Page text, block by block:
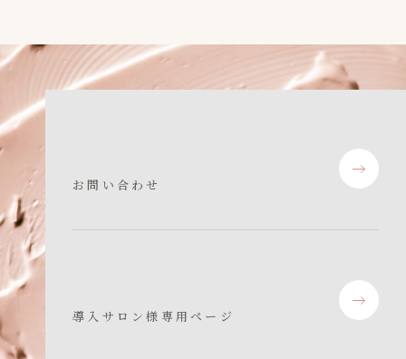
お問い合わせ
導入サロン様専用ページ